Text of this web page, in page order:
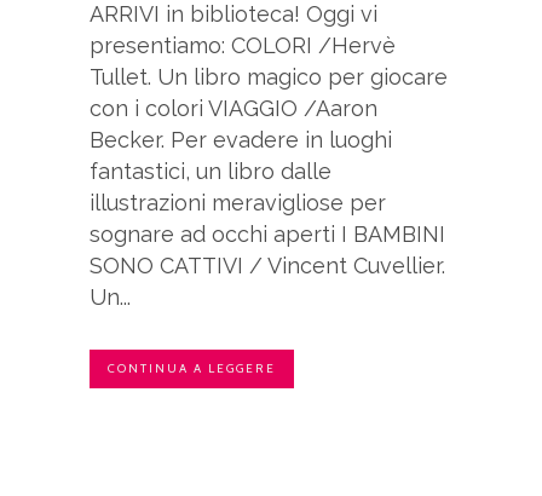
ARRIVI in biblioteca! Oggi vi
presentiamo: COLORI /Hervè
Tullet. Un libro magico per giocare
con i colori VIAGGIO /Aaron
Becker. Per evadere in luoghi
fantastici, un libro dalle
illustrazioni meravigliose per
sognare ad occhi aperti I BAMBINI
SONO CATTIVI / Vincent Cuvellier.
Un...
CONTINUA A LEGGERE